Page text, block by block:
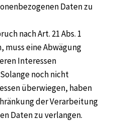
Daten zu
nach Art. 21 Abs. 1
muss eine Abwägung
Interessen
noch nicht
überwiegen, haben
der Verarbeitung
Daten zu verlangen.